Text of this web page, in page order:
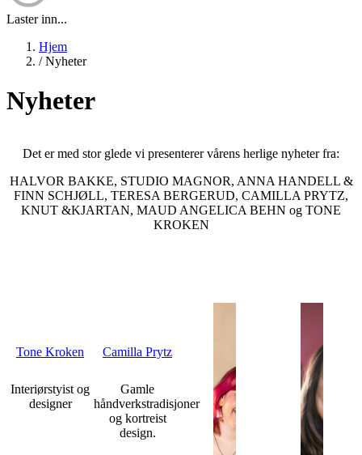
Laster inn...
Hjem
/ Nyheter
Nyheter
Det er med stor glede vi presenterer vårens herlige nyheter fra:
HALVOR BAKKE, STUDIO MAGNOR, ANNA HANDELL &
FINN SCHJØLL, TERESA BERGERUD, CAMILLA PRYTZ,
KNUT &KJARTAN, MAUD ANGELICA BEHN og TONE
KROKEN
Tone Kroken
Interiørstyist og
designer
Camilla Prytz
Gamle
håndverkstradisjoner
og kortreist
design.